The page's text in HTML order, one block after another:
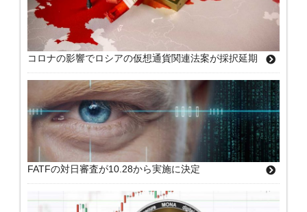
コロナの影響でロシアの仮想通貨関連法案が採択延期
FATFの対日審査が10.28から実施に決定